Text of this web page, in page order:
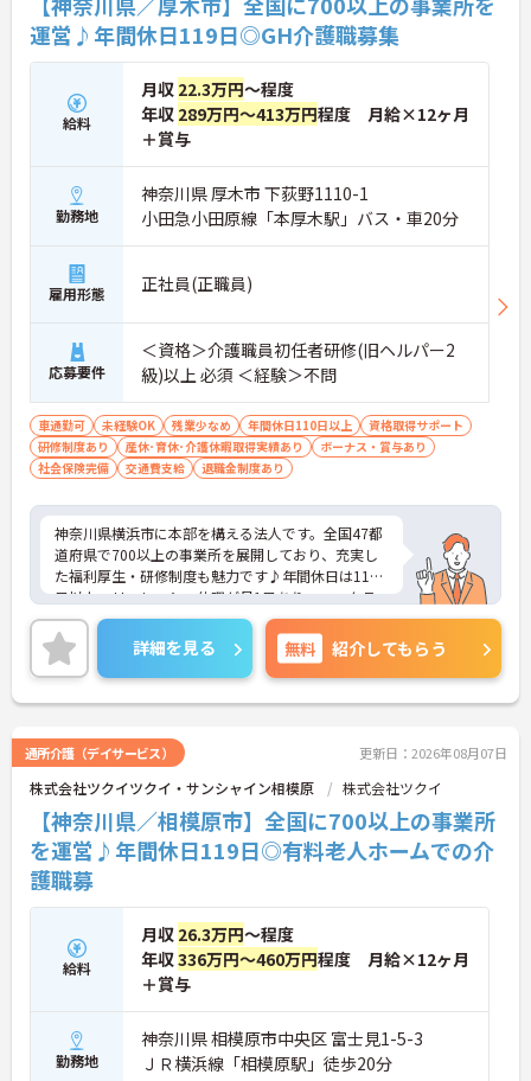
運営♪年間休日119日◎GH介護職募集
給料
月収 22.3万円～程度
年収 289万円～413万円程度 月給×12ヶ月
＋賞与
勤務地
神奈川県 厚木市 下荻野1110-1
小田急小田原線「本厚木駅」バス・車20分
雇用形態 正社員(正職員)
応募要件
＜資格＞介護職員初任者研修(旧ヘルパー2
級)以上 必須 ＜経験＞不問
車通勤可 未経験OK 残業少なめ 年間休日110日以上
資格取得サポート
研修制度あり
産休･育休･介護休暇取得実績あり
ボーナス・賞与あり
社会保険完備
交通費支給 退職金制度あり
神奈川県横浜市に本部を構える法人です。全国47都
道府県で700以上の事業所を展開しており、充実し
た福利厚生・研修制度も魅力です♪年間休日は110
日以上、リフレッシュ休暇が月1日あり、ワークラ
イフバランスを重視される方にもおすすめです。ご
興味のある方には、面接対策ポイントなど、さらに
詳細をお話しいたしますのでお気軽にご相談くださ
い！
詳細を見る 無料 紹介してもらう
通所介護（デイサービス） 更新日：2026年08月07日
株式会社ツクイツクイ・サンシャイン相模原 株式会社ツクイ
【神奈川県／相模原市】全国に700以上の事業所
を運営♪年間休日119日◎有料老人ホームでの介
護職募
給料
月収 26.3万円～程度
年収336万円～460万円程度 月給×12ヶ月
＋賞与
勤務地
神奈川県 相模原市中央区 富士見1-5-3
ＪＲ横浜線「相模原駅」徒歩20分